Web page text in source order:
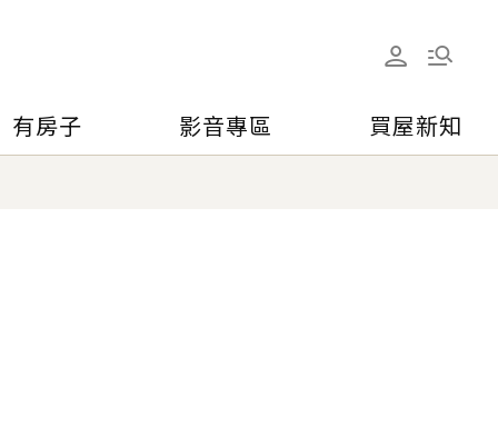
有房子 影音專區 買屋新知